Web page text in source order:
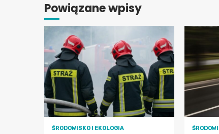
Powiązane wpisy
ŚRODOWISKO I EKOLOGIA